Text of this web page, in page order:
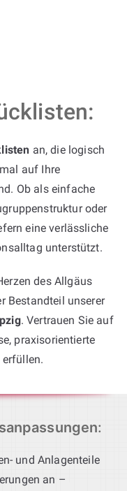
an, die logisch
auf Ihre
Ob als einfache
oder
eine verlässliche
unterstützt.
des Allgäus
Bestandteil unserer
. Vertrauen Sie auf
praxisorientierte
:
und Anlagenteile
an –